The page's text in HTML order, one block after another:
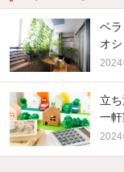
ベ
オ
2024
立
一軒
2024